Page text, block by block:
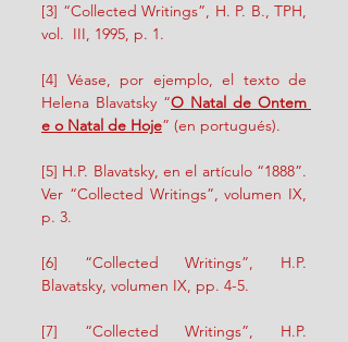
[3] “Collected Writings”, H. P. B., TPH,
vol.  III, 1995, p. 1.
[4] Véase, por ejemplo, el texto de
Helena Blavatsky “O Natal de Ontem
e o Natal de Hoje” (en portugués).
[5] H.P. Blavatsky, en el artículo “1888”.
Ver “Collected Writings”, volumen IX,
p. 3.
[6] “Collected Writings”, H.P.
Blavatsky, volumen IX, pp. 4-5.
[7] “Collected Writings”, H.P.